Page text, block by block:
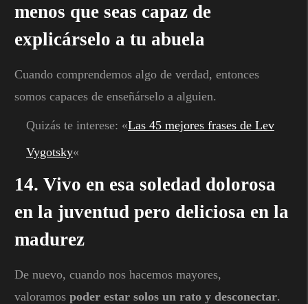
menos que seas capaz de
explicárselo a tu abuela
Cuando comprendemos algo de verdad, entonces
somos capaces de enseñárselo a alguien.
Quizás te interese: «Las 45 mejores frases de Lev
Vygotsky«
14. Vivo en esa soledad dolorosa
en la juventud pero deliciosa en la
madurez
De nuevo, cuando nos hacemos mayores,
valoramos poder estar solos un rato y desconectar.